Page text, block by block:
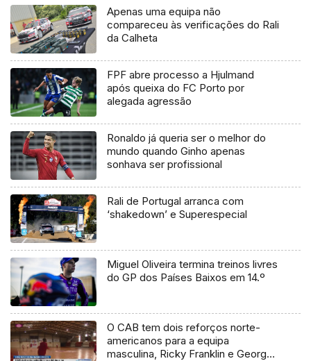
Apenas uma equipa não
compareceu às verificações do Rali
da Calheta
FPF abre processo a Hjulmand
após queixa do FC Porto por
alegada agressão
Ronaldo já queria ser o melhor do
mundo quando Ginho apenas
sonhava ser profissional
Rali de Portugal arranca com
‘shakedown’ e Superespecial
Miguel Oliveira termina treinos livres
do GP dos Países Baixos em 14.º
O CAB tem dois reforços norte-
americanos para a equipa
masculina, Ricky Franklin e George